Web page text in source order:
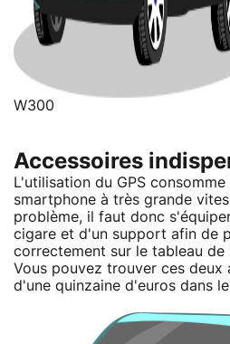
W300
Accessoires
L'utilisation du GPS
smartphone à très grande
problème, il faut donc
cigare et d'un support afin de
correctement sur le tableau
Vous pouvez trouver ces deux
d'une quinzaine d'euros dans